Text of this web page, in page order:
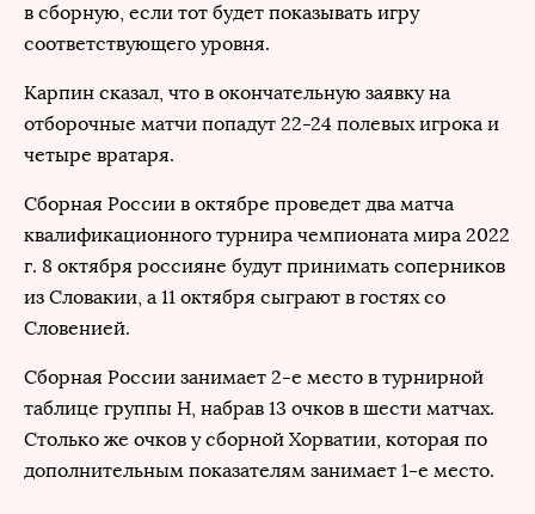
в сборную, если тот будет показывать игру
соответствующего уровня.
Карпин сказал, что в окончательную заявку на
отборочные матчи попадут 22-24 полевых игрока и
четыре вратаря.
Сборная России в октябре проведет два матча
квалификационного турнира чемпионата мира 2022
г. 8 октября россияне будут принимать соперников
из Словакии, а 11 октября сыграют в гостях со
Словенией.
Сборная России занимает 2-е место в турнирной
таблице группы H, набрав 13 очков в шести матчах.
Столько же очков у сборной Хорватии, которая по
дополнительным показателям занимает 1-е место.